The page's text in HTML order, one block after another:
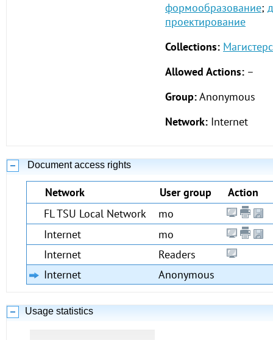
формообразование;
проектирование
Collections:
Allowed Actions: –
Group:Anonymous
Network: Internet
Document access rights
Network User group
Action
FL TSU Local Network
mo
Internet
mo
Internet
Readers
Internet
Anonymous
Usage statistics